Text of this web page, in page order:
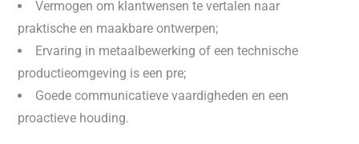
Vermogen om klantwensen te vertalen naar
praktische en maakbare ontwerpen;
Ervaring in metaalbewerking of een technische
productieomgeving is een pre;
Goede communicatieve vaardigheden en een
proactieve houding.